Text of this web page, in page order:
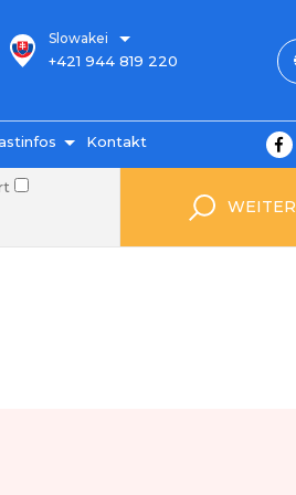
Slowakei
+421 944 819 220
Preise
Kontakt
WEITER